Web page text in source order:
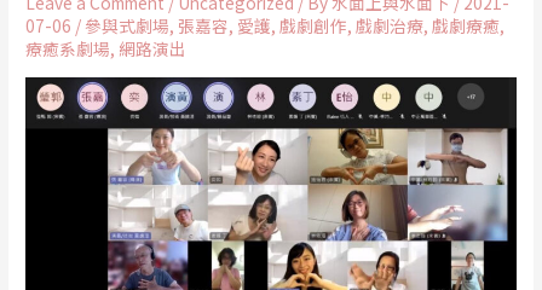
07-06 / 參與式劇場, 張嘉容, 愛護,戲劇創作,戲劇治療,戲劇療癒,
療癒系劇場, 網路演出